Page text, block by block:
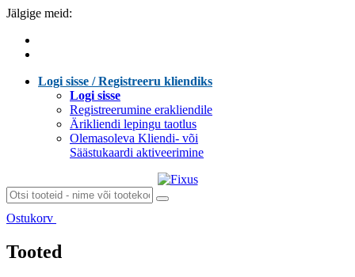
Jälgige meid:
Logi sisse / Registreeru kliendiks
Logi sisse
Registreerumine erakliendile
Ärikliendi lepingu taotlus
Olemasoleva Kliendi- või
Säästukaardi aktiveerimine
Ostukorv
Tooted